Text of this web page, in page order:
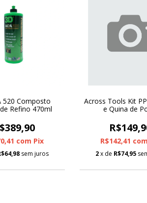
520 Composto
Refino 470ml
com Pix
sem juros
Across Tools Kit
e Quina de
R$142,41 com
2x de R$74,95